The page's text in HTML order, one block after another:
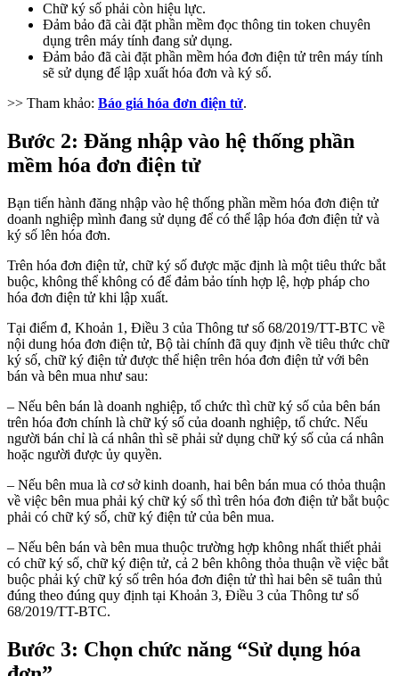
Chữ ký số phải còn hiệu lực.
Đảm bảo đã cài đặt phần mềm đọc thông tin token chuyên
dụng trên máy tính đang sử dụng.
Đảm bảo đã cài đặt phần mềm hóa đơn điện tử trên máy tính
sẽ sử dụng để lập xuất hóa đơn và ký số.
>> Tham khảo: Báo giá hóa đơn điện tử.
Bước 2: Đăng nhập vào hệ thống phần
mềm hóa đơn điện tử
Bạn tiến hành đăng nhập vào hệ thống phần mềm hóa đơn điện tử
doanh nghiệp mình đang sử dụng để có thể lập hóa đơn điện tử và
ký số lên hóa đơn.
Trên hóa đơn điện tử, chữ ký số được mặc định là một tiêu thức bắt
buộc, không thể không có để đảm bảo tính hợp lệ, hợp pháp cho
hóa đơn điện tử khi lập xuất.
Tại điểm đ, Khoản 1, Điều 3 của Thông tư số 68/2019/TT-BTC về
nội dung hóa đơn điện tử, Bộ tài chính đã quy định về tiêu thức chữ
ký số, chữ ký điện tử được thể hiện trên hóa đơn điện tử với bên
bán và bên mua như sau:
– Nếu bên bán là doanh nghiệp, tổ chức thì chữ ký số của bên bán
trên hóa đơn chính là chữ ký số của doanh nghiệp, tổ chức. Nếu
người bán chỉ là cá nhân thì sẽ phải sử dụng chữ ký số của cá nhân
hoặc người được ủy quyền.
– Nếu bên mua là cơ sở kinh doanh, hai bên bán mua có thỏa thuận
về việc bên mua phải ký chữ ký số thì trên hóa đơn điện tử bắt buộc
phải có chữ ký số, chữ ký điện tử của bên mua.
– Nếu bên bán và bên mua thuộc trường hợp không nhất thiết phải
có chữ ký số, chữ ký điện tử, cả 2 bên không thỏa thuận về việc bắt
buộc phải ký chữ ký số trên hóa đơn điện tử thì hai bên sẽ tuân thủ
đúng theo đúng quy định tại Khoản 3, Điều 3 của Thông tư số
68/2019/TT-BTC.
Bước 3: Chọn chức năng “Sử dụng hóa